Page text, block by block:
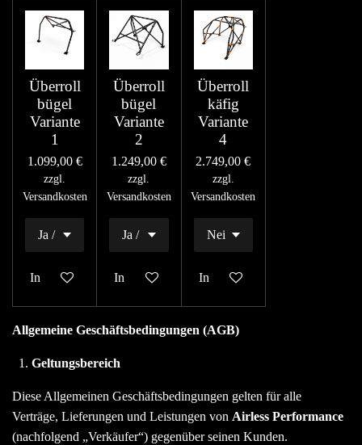
Überroll
bügel
Variante
1
1.099,00 €
zzgl.
Versandkosten
In den Warenkorb
Überroll
bügel
Variante
2
1.249,00 €
zzgl.
Versandkosten
In den Warenkorb
Überroll
käfig
Variante
4
2.749,00 €
zzgl.
Versandkosten
In den Warenkorb
Allgemeine Geschäftsbedingungen (AGB)
Geltungsbereich
Diese Allgemeinen Geschäftsbedingungen gelten für alle
Verträge, Lieferungen und Leistungen von Airless Performance
(nachfolgend „Verkäufer“) gegenüber seinen Kunden.